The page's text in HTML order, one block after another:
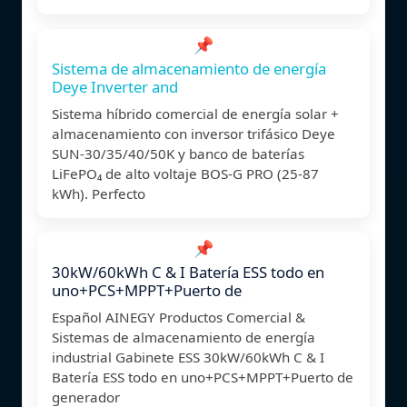
📌
Sistema de almacenamiento de energía
Deye Inverter and
Sistema híbrido comercial de energía solar +
almacenamiento con inversor trifásico Deye
SUN-30/35/40/50K y banco de baterías
LiFePO₄ de alto voltaje BOS-G PRO (25-87
kWh). Perfecto
📌
30kW/60kWh C & I Batería ESS todo en
uno+PCS+MPPT+Puerto de
Español AINEGY Productos Comercial &
Sistemas de almacenamiento de energía
industrial Gabinete ESS 30kW/60kWh C & I
Batería ESS todo en uno+PCS+MPPT+Puerto de
generador